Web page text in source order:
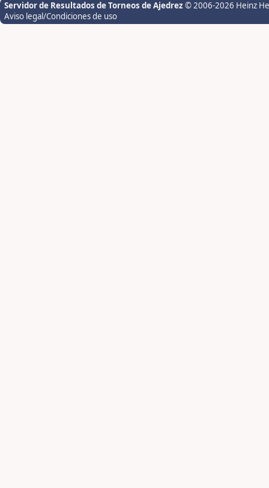
Servidor de Resultados de Torneos de Ajedrez © 2006-2026 Heinz
Aviso legal/Condiciones de uso